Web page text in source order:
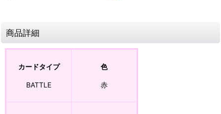
商品詳細
カードタイプ
BATTLE
色
赤